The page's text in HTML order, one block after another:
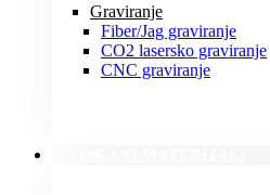
Graviranje
Fiber/Jag graviranje
CO2 lasersko graviranje
CNC graviranje